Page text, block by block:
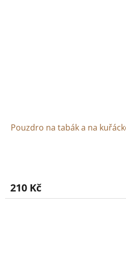
Pouzdro na tabák a na
210 Kč